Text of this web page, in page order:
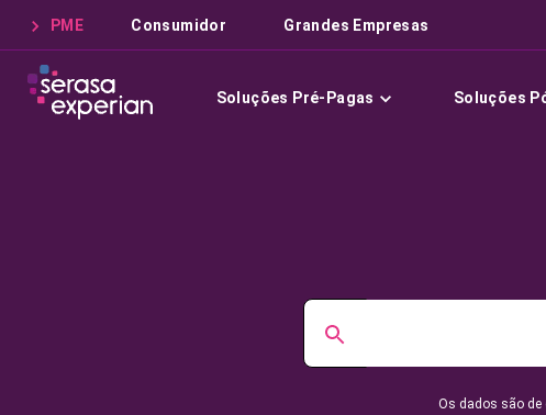
PME Consumidor Grandes Empresas
Soluções Pré-Pagas Soluções
Os dados são de